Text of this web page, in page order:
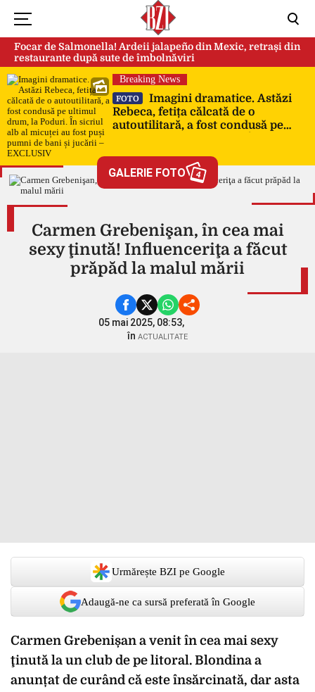
Focar de Salmonella! Ardeii jalapeño din Mexic, retrași din
restaurante după sute de îmbolnăviri
Breaking News
FOTO
Imagini dramatice. Astăzi
Rebeca, fetița călcată de o
autoutilitară, a fost condusă pe
de bani și jucării – EXCLUSIV
GALERIE FOTO 4
Carmen Grebenişan, în cea mai
sexy ţinută! Influenceriţa a făcut
prăpăd la malul mării
05 mai 2025, 08:53,
în ACTUALITATE
Urmărește BZI pe Google
Adaugă-ne ca sursă preferată în Google
Carmen Grebenișan a venit în cea mai sexy
ţinută la un club de pe litoral. Blondina a
anunțat de curând că este însărcinată, dar asta